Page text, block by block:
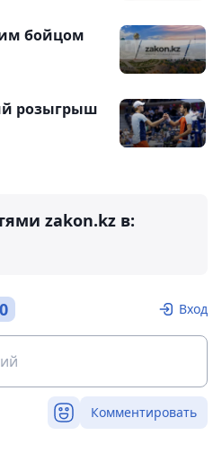
бойцом
розыгрыш
zakon.kz в:
0 Вход
Комментировать